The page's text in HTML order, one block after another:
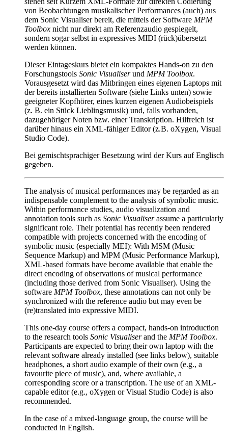
von Beobachtungen musikalischer Performances (auch) aus
dem Sonic Visualiser bereit, die mittels der Software MPM
Toolbox nicht nur direkt am Referenzaudio gespiegelt,
sondern sogar selbst in expressives MIDI (rück)übersetzt
werden können.
Dieser Eintageskurs bietet ein kompaktes Hands-on zu den
Forschungstools Sonic Visualiserund MPM Toolbox.
Vorausgesetzt wird das Mitbringen eines eigenen Laptops mit
der bereits installierten Software (siehe Links unten) sowie
geeigneter Kopfhörer, eines kurzen eigenen Audiobeispiels
(z. B. ein Stück Lieblingsmusik) und, falls vorhanden,
dazugehöriger Noten bzw. einer Transkription. Hilfreich ist
darüber hinaus ein XML-fähiger Editor (z.B. oXygen, Visual
Studio Code).
Bei gemischtsprachiger Besetzung wird der Kurs auf Englisch
gegeben.
The analysis of musical performances may be regarded as an
indispensable complement to the analysis of symbolic music.
Within performance studies, audio visualization and
annotation tools such as Sonic Visualiserassume a particularly
significant role. Their potential has recently been rendered
compatible with projects concerned with the encoding of
symbolic music (especially MEI): With MSM (Music
Sequence Markup) and MPM (Music Performance Markup),
XML-based formats have become available that enable the
direct encoding of observations of musical performance
(including those derived from Sonic Visualiser). Using the
software MPM Toolbox, these annotations can not only be
synchronized with the reference audio but may even be
(re)translated into expressive MIDI.
This one-day course offers a compact, hands-on introduction
to the research tools Sonic Visualiserand the MPM Toolbox.
Participants are expected to bring their own laptop with the
relevant software already installed (see links below), suitable
headphones, a short audio example of their own (e.g., a
favourite piece of music), and, where available, a
corresponding score or a transcription. The use of an XML-
capable editor (e.g., oXygen or Visual Studio Code) is also
recommended.
In the case of a mixed-language group, the course will be
conducted in English.